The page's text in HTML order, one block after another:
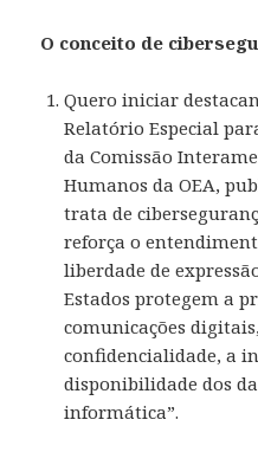
O conceito de
Quero iniciar
Relatório Especial
da Comissão
Humanos da OEA,
trata de
reforça o
liberdade de
Estados protegem a
comunicações
confidencialidade, a
disponibilidade dos
informática”.